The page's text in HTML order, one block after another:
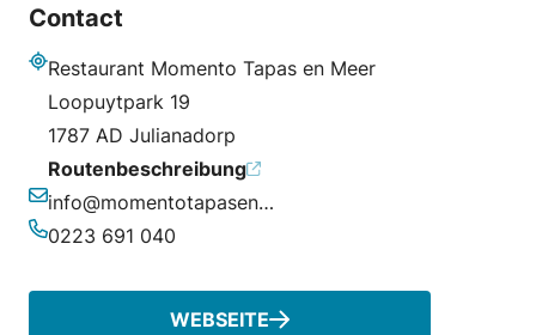
Contact
Restaurant Momento Tapas en Meer
Loopuytpark 19
1787 AD Julianadorp
Routenbeschreibung
E-Mail-Adresse
info@momentotapasenmeer.nl
0223 691 040
WEBSEITE